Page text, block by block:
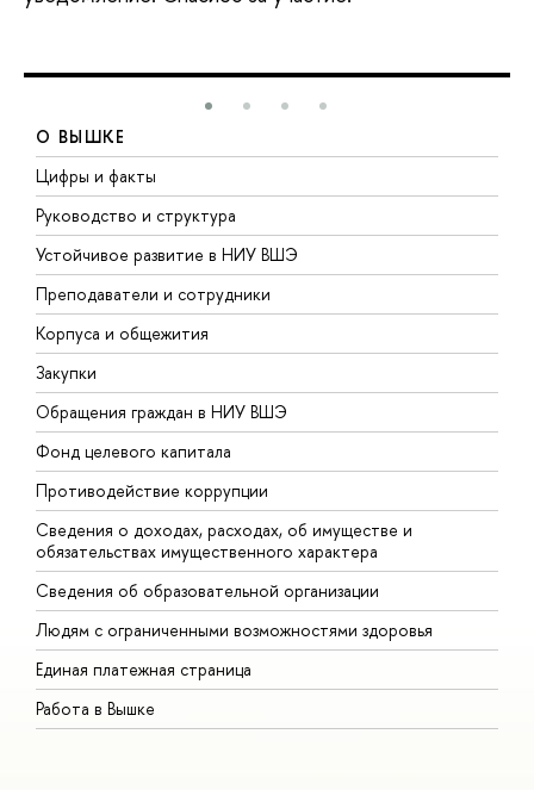
О ВЫШКЕ
Цифры и факты
Руководство и структура
Устойчивое развитие в НИУ ВШЭ
Преподаватели и сотрудники
Корпуса и общежития
Закупки
Обращения граждан в НИУ ВШЭ
Фонд целевого капитала
Противодействие коррупции
Сведения о доходах, расходах, об имуществе и
обязательствах имущественного характера
Сведения об образовательной организации
Людям с ограниченными возможностями здоровья
Единая платежная страница
Работа в Вышке